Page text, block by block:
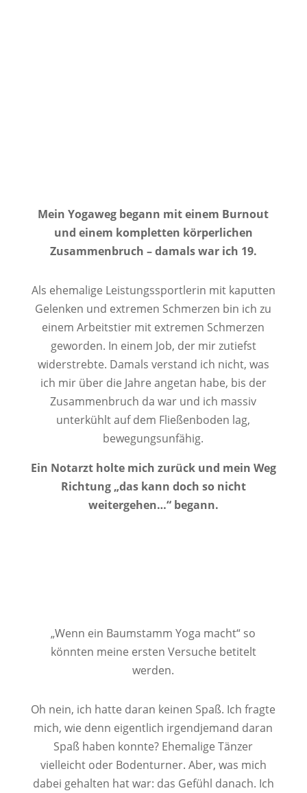
Mein Yogaweg begann mit einem Burnout
und einem kompletten körperlichen
Zusammenbruch – damals war ich 19.
Als ehemalige Leistungssportlerin mit kaputten
Gelenken und extremen Schmerzen bin ich zu
einem Arbeitstier mit extremen Schmerzen
geworden. In einem Job, der mir zutiefst
widerstrebte. Damals verstand ich nicht, was
ich mir über die Jahre angetan habe, bis der
Zusammenbruch da war und ich massiv
unterkühlt auf dem Fließenboden lag,
bewegungsunfähig.
Ein Notarzt holte mich zurück und mein Weg
Richtung „das kann doch so nicht
weitergehen…“ begann.
„Wenn ein Baumstamm Yoga macht“ so
könnten meine ersten Versuche betitelt
werden.
Oh nein, ich hatte daran keinen Spaß. Ich fragte
mich, wie denn eigentlich irgendjemand daran
Spaß haben konnte? Ehemalige Tänzer
vielleicht oder Bodenturner. Aber, was mich
dabei gehalten hat war: das Gefühl danach. Ich